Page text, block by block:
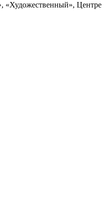
«Художественный», Центре